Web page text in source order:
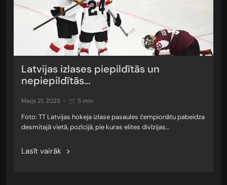
Latvijas izlases piepildītās un
nepiepildītās...
maijs 21, 2025 - 5 min
Foto: TT Latvijas hokeja izlase pasaules čempionātu pabeidza
desmitajā vietā, pozīcijā, pie kuras elites divīzijas…
Lasīt vairāk